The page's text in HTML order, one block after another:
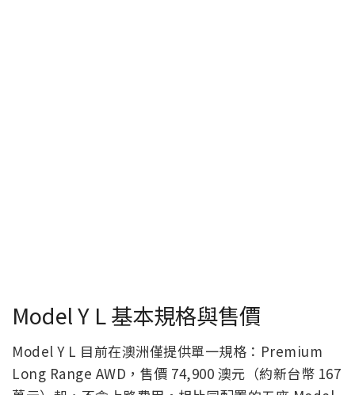
Model Y L 基本規格與售價
Model Y L 目前在澳洲僅提供單一規格：Premium
Long Range AWD，售價 74,900 澳元（約新台幣 167